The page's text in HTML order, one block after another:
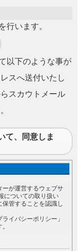
行います。
以下のような事が
スへ送付いたし
スカウトメール
て、同意しま
ーが運営するウェブサ
についての取り扱い
管することを認識し
イバシーポリシー」